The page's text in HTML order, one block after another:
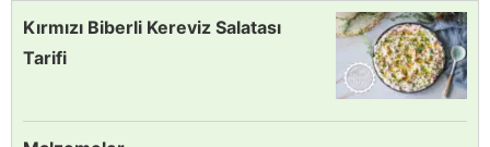
Kırmızı Biberli Kereviz Salatası
Tarifi